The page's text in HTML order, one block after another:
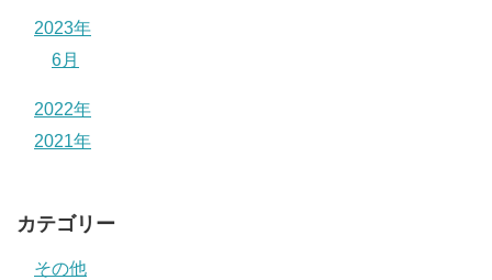
2023年
6月
2022年
2021年
カテゴリー
その他